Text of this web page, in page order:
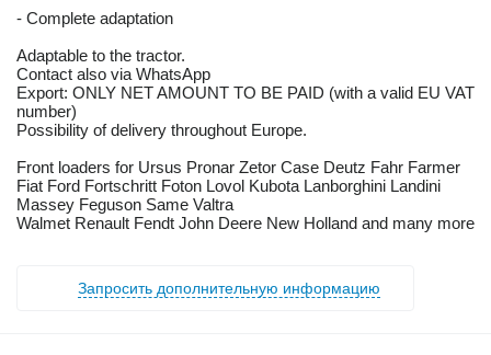
- Complete adaptation
Adaptable to the tractor.
Contact also via WhatsApp
Export: ONLY NET AMOUNT TO BE PAID (with a valid EU VAT
number)
Possibility of delivery throughout Europe.
Front loaders for Ursus Pronar Zetor Case Deutz Fahr Farmer
Fiat Ford Fortschritt Foton Lovol Kubota Lanborghini Landini
Massey Feguson Same Valtra
Walmet Renault Fendt John Deere New Holland and many more
Запросить дополнительную информацию